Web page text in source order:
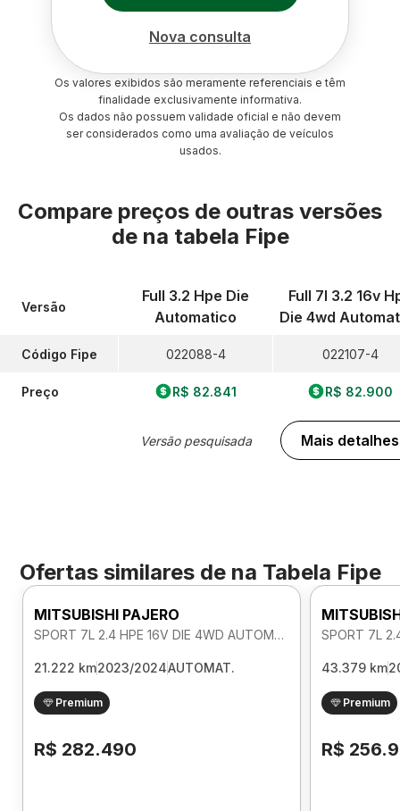
Nova consulta
Os valores exibidos são meramente referenciais e têm
finalidade exclusivamente informativa.
Os dados não possuem validade oficial e não devem
ser considerados como uma avaliação de veículos
usados.
Compare preços de outras versões
de na tabela Fipe
Versão
Código Fipe
Preço
Full 3.2 Hpe Die
Automatico
022088-4
R$ 82.841
Versão pesquisada
Full 7l 3.2 16v
Die 4wd
022107-4
R$ 82.900
Mais detalhes
Ofertas similares de na Tabela Fipe
MITSUBISHI PAJERO
SPORT 7L 2.4 HPE 16V DIE 4WD AUTOMATICO
21.222 km2023/2024AUTOMAT.
Premium
R$ 282.490
43.379 km
Premium
R$